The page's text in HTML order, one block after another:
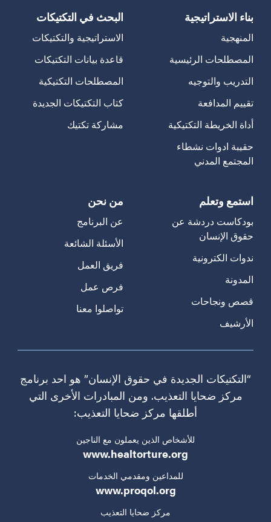
بناء الاستراتيجية
المنهجية
المصطلحات الرئيسية
التدريب والتوجيه
تقييم المدافعة
أداة الخريطة التكتيكية
حقيبة ادوات نشطاء
المجتمع المدني
البحث في التكتيكات
الاستراتيجية والتكتيكات
قاعدة بيانات التكتيكات
المصطلحات التكتيكية
كتاب التكتيكات الجديدة
مشاركة تكتيك
استمع وتعلم
بودكاست دردشة عن
حقوق الإنسان
ندوات الكترونية
المدونة
قصص ونجاحات
الأرشيف
من نحن
عن البرنامج
الأسئلة الشائعة
فريق العمل
فرص عمل
تواصلوا معنا
“التكتيكات الجديدة في حقوق الإنسان” هو احد برنامج
مركز ضحايا التعذيب. ومن المبادرات الأخرى التي
أطلقها مركز ضحايا التعذيب:
للأشخاص الذين يعملون مع الناجين
www.healtorture.org
للمداعين ومقدمي الخدمات
www.proqol.org
مركز ضحايا التعذيب